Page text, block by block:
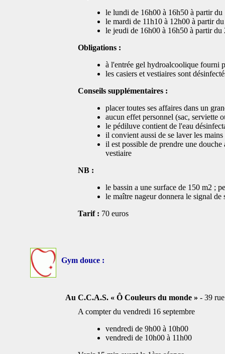
le lundi de 16h00 à 16h50 à partir du
le mardi de 11h10 à 12h00 à partir
le jeudi de 16h00 à 16h50 à partir du
Obligations :
à l'entrée gel hydroalcoolique fourni
les casiers et vestiaires sont
Conseils supplémentaires :
placer toutes ses affaires dans un
aucun effet personnel (sac, serviette
le pédiluve contient de l'eau
il convient aussi de se laver les
il est possible de prendre une
vestiaire
NB :
le bassin a une surface de 150 m2 ;
le maître nageur donnera le signal de
Tarif : 70 euros
Gym douce :
Au C.C.A.S. « Ô Couleurs du monde » - 39
A compter du vendredi 16 septembre
vendredi de 9h00 à 10h00
vendredi de 10h00 à 11h00